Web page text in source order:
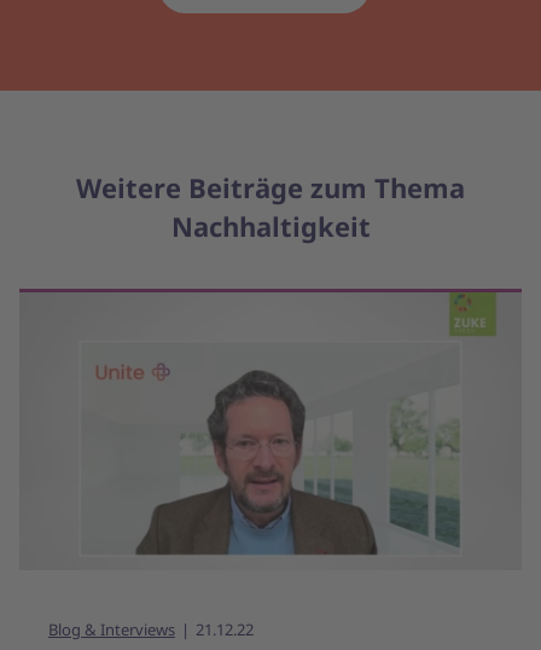
Weitere Beiträge zum Thema
Nachhaltigkeit
Blog & Interviews 21.12.22